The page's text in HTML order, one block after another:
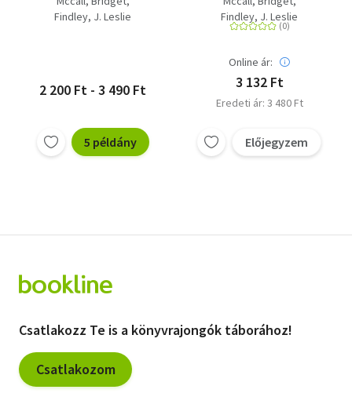
Findley, J. Leslie
2 200 Ft - 3 490 Ft
5 példány
Findley, J. Leslie
Online ár:
3 132 Ft
Eredeti ár: 3 480 Ft
Előjegyzem
Csatlakozz Te is a könyvrajongók táborához!
Csatlakozom